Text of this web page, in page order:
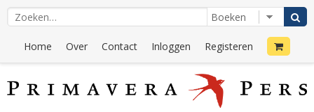
Home Over Contact Inloggen Registeren